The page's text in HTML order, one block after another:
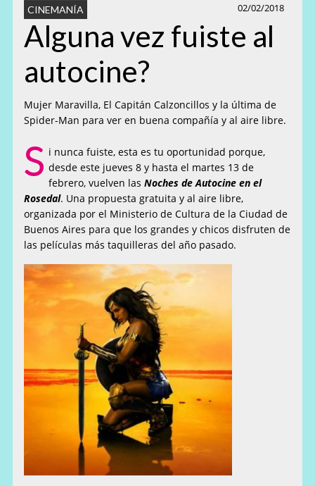
02/02/2018
CINEMANÍA
Alguna vez fuiste al
autocine?
Mujer Maravilla, El Capitán Calzoncillos y la última de
Spider-Man para ver en buena compañía y al aire libre.
S i nunca fuiste, esta es tu oportunidad porque,
desde este jueves 8 y hasta el martes 13 de
febrero, vuelven lasNoches de Autocine en el
Rosedal. Una propuesta gratuita y al aire libre,
organizada por el Ministerio de Cultura de la Ciudad de
Buenos Aires para que los grandes y chicos disfruten de
las películas más taquilleras del año pasado.